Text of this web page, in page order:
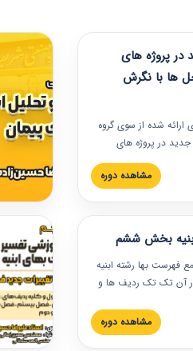
پروژه های
ها با نگرش
ارائه شده از سوی گروه
جدید در پروژه های
نگرش قراردادی است که
ارائه شد. در این
مشاهده دوره
بخش ششم
فهرست بها رشته ابنیه
در آن تک تک ردیف ها و
مرتبط با ردیف های
مهندس
مشاهده دوره